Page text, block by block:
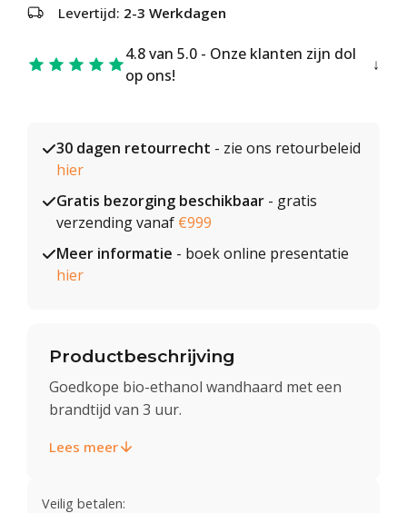
Levertijd: 2-3 Werkdagen
4.8 van 5.0 - Onze klanten zijn dol
op ons!
30 dagen retourrecht - zie ons retourbeleid
hier
Gratis bezorging beschikbaar - gratis
verzending vanaf €999
Meer informatie - boek online presentatie
hier
Productbeschrijving
Goedkope bio-ethanol wandhaard met een
brandtijd van 3 uur.
Lees meer
Veilig betalen: